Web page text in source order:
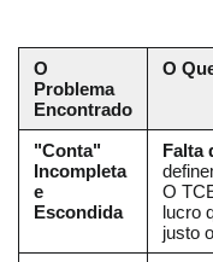
O
Problema
Encontrado
O
"Conta"
Incompleta
e
Escondida
Falta
O
lucro
justo